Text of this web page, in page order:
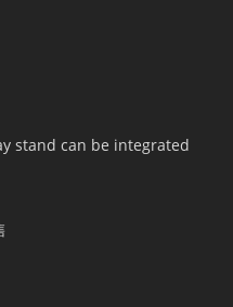
stand can be integrated